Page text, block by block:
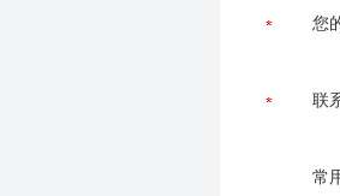
您
联
常